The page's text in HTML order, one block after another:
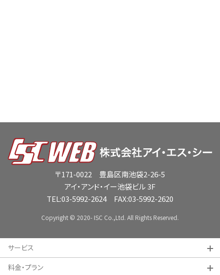
〒171-0022 豊島区南池袋2-26-5
アイ・アンド・イー池袋ビル 3F
TEL:03-5992-2624FAX:03-5992-2620
Copyright © 2020- ISC Co.,Ltd. All Rights Reserved.
サービス
料金・プラン